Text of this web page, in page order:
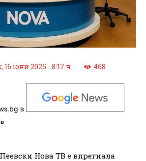
юни 2025 - 8:17 ч. 468
в
Нова ТВ е впрегнала